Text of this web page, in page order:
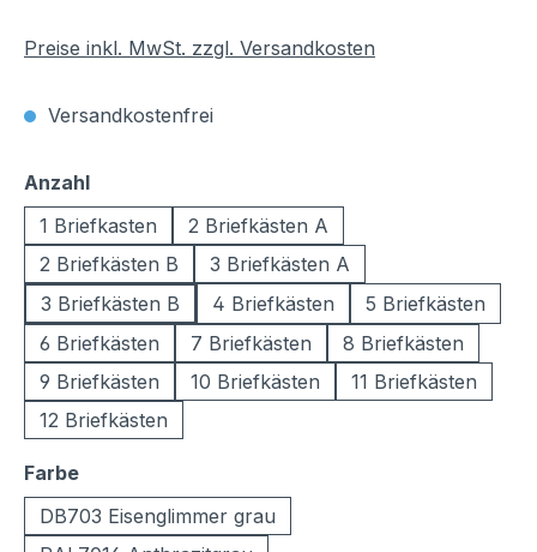
Preise inkl. MwSt. zzgl. Versandkosten
Versandkostenfrei
Anzahlauswählen
1 Briefkasten
2 Briefkästen A
2 Briefkästen B
3 Briefkästen A
3 Briefkästen B
4 Briefkästen
5 Briefkästen
6 Briefkästen
7 Briefkästen
8 Briefkästen
9 Briefkästen
10 Briefkästen
11 Briefkästen
12 Briefkästen
Farbeauswählen
DB703 Eisenglimmer grau